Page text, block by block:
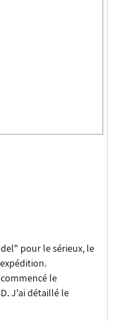
pour le sérieux, le
le
J'ai détaillé le